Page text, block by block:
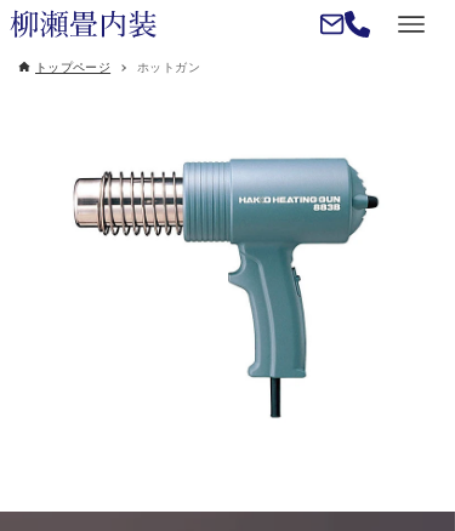
トップページ ホットガン